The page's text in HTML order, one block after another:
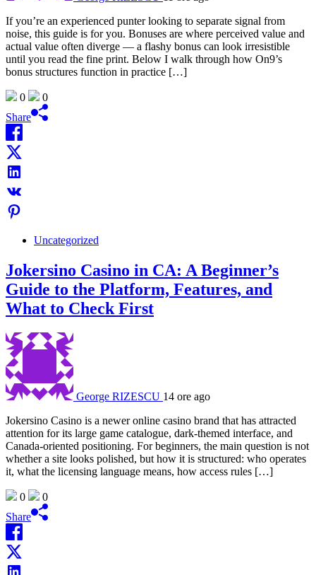
If you’re an experienced punter looking to separate signal from
noise, this guide is for you. Bonuses are where perceived value and
actual value often diverge — a flashy bonus can look irresistible
until you read the fine print. Below I walk through how On9’s
bonus structures function in practice […]
0
0
Share
Uncategorized
Jokersino Casino in CA: A Beginner’s
Guide to the Platform, Features, and
What to Check First
George RIZESCU 14 ore ago
Jokersino Casino is a newer online casino brand that has attracted
attention for its large game catalogue, dark-themed interface, and
Canada-oriented positioning. For beginners, the main question is not
whether a site looks polished, but how it is structured: who operates
it, what the licensing language means, how access rules […]
0
0
Share